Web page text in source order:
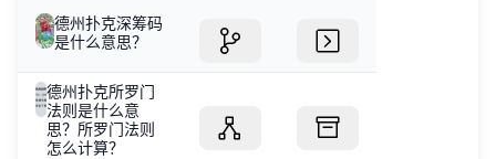
德州扑克深筹码
是什么意思？
德州扑克所罗门
法则是什么意
思？所罗门法则
怎么计算？